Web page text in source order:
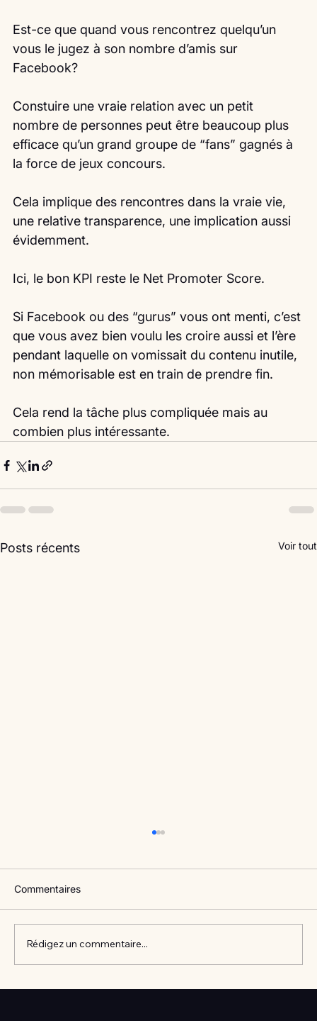
Est-ce que quand vous rencontrez quelqu’un
vous le jugez à son nombre d’amis sur
Facebook?
Constuire une vraie relation avec un petit
nombre de personnes peut être beaucoup plus
efficace qu’un grand groupe de “fans” gagnés à
la force de jeux concours.
Cela implique des rencontres dans la vraie vie,
une relative transparence, une implication aussi
évidemment.
Ici, le bon KPI reste le Net Promoter Score.
Si Facebook ou des “gurus” vous ont menti, c’est
que vous avez bien voulu les croire aussi et l’ère
pendant laquelle on vomissait du contenu inutile,
non mémorisable est en train de prendre fin.
Cela rend la tâche plus compliquée mais au
combien plus intéressante.
Posts récents Voir tout
Commentaires
Rédigez un commentaire...